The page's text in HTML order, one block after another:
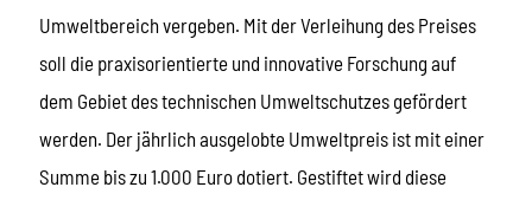
Umweltbereich vergeben. Mit der Verleihung des Preises
soll die praxisorientierte und innovative Forschung auf
dem Gebiet des technischen Umweltschutzes gefördert
werden. Der jährlich ausgelobte Umweltpreis ist mit einer
Summe bis zu 1.000 Euro dotiert. Gestiftet wird diese